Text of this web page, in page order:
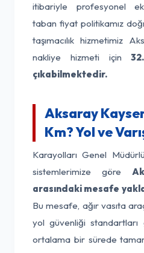
itibariyle profesyonel
taban fiyat politikamız
taşımacılık hizmetimiz
nakliye hizmeti için
çıkabilmektedir.
Aksaray
Km? Yol ve
Karayolları Genel
sistemlerimize göre
arasındaki mesafe
Bu mesafe, ağır vasıta
yol güvenliği standartları
ortalama bir sürede